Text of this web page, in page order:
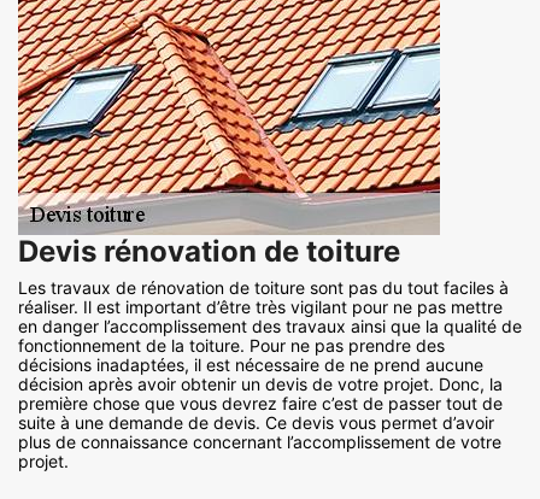
Devis rénovation de toiture
Les travaux de rénovation de toiture sont pas du tout faciles à
réaliser. Il est important d’être très vigilant pour ne pas mettre
en danger l’accomplissement des travaux ainsi que la qualité de
fonctionnement de la toiture. Pour ne pas prendre des
décisions inadaptées, il est nécessaire de ne prend aucune
décision après avoir obtenir un devis de votre projet. Donc, la
première chose que vous devrez faire c’est de passer tout de
suite à une demande de devis. Ce devis vous permet d’avoir
plus de connaissance concernant l’accomplissement de votre
projet.